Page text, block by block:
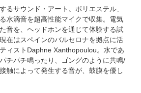
るサウンド・アート。ポリエステル、
水滴音を超高性能マイクで収集。電気
音を、ヘッドホンを通じて体験する試
在はスペインのバルセロナを拠点に活
ィストDaphne Xanthopoulou。水であ
チパチ鳴ったり、ゴングのように共鳴/
触によって発生する音が、鼓膜を優し